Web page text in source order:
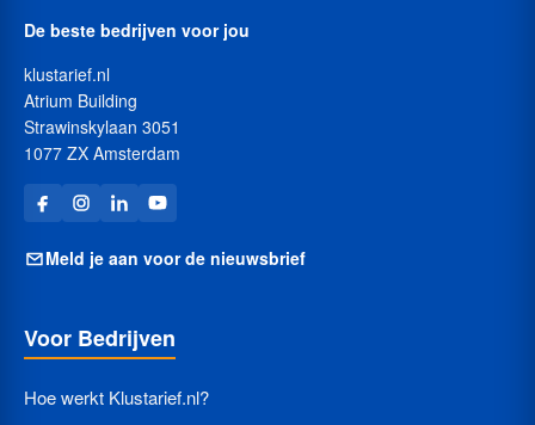
De beste bedrijven voor jou
klustarief.nl
Atrium Building
Strawinskylaan 3051
1077 ZX Amsterdam
Meld je aan voor de nieuwsbrief
Voor Bedrijven
Hoe werkt Klustarief.nl?